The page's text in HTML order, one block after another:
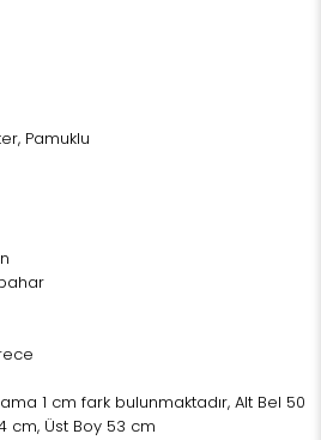
Pamuklu
1 cm fark bulunmaktadır, Alt Bel 50
cm, Üst Boy 53 cm